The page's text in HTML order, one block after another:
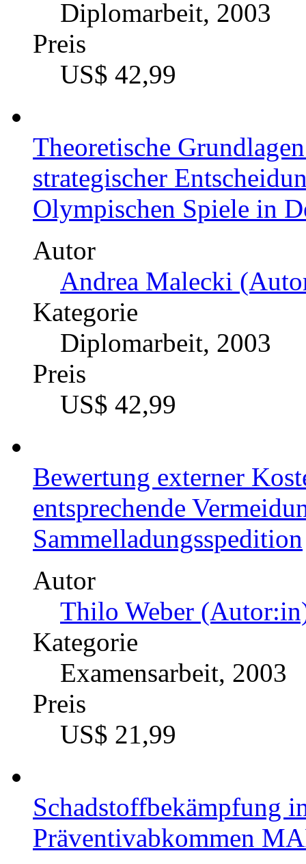
Diplomarbeit, 2003
Preis
US$ 42,99
Theoretische
strategischer
Olympischen Spiele in
Autor
Andrea Malecki
Kategorie
Diplomarbeit, 2003
Preis
US$ 42,99
Bewertung externer
entsprechende
Sammelladungsspedition
Autor
Thilo Weber
Kategorie
Examensarbeit, 2003
Preis
US$ 21,99
Schadstoffbekämpfung
Präventivabkommen